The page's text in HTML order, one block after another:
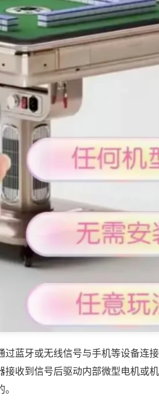
蓝牙或无线信号与手机等设备连
收到信号后驱动内部微型电机或